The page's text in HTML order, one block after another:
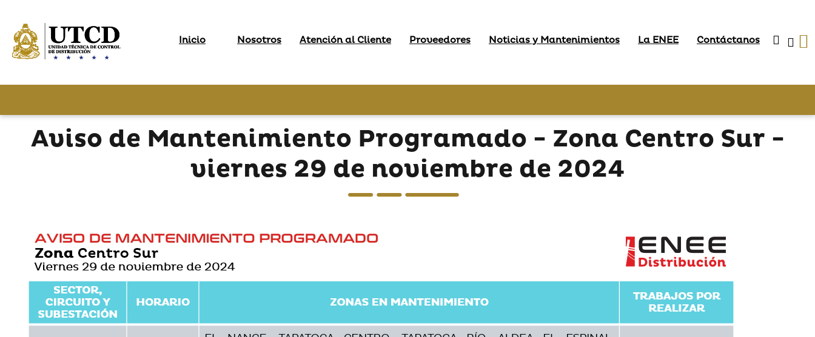
Inicio Nosotros Atención al Cliente Proveedores Noticias y Mantenimientos La ENEE Contáctanos
Aviso de Mantenimiento Programado - Zona Centro Sur -
viernes 29 de noviembre de 2024